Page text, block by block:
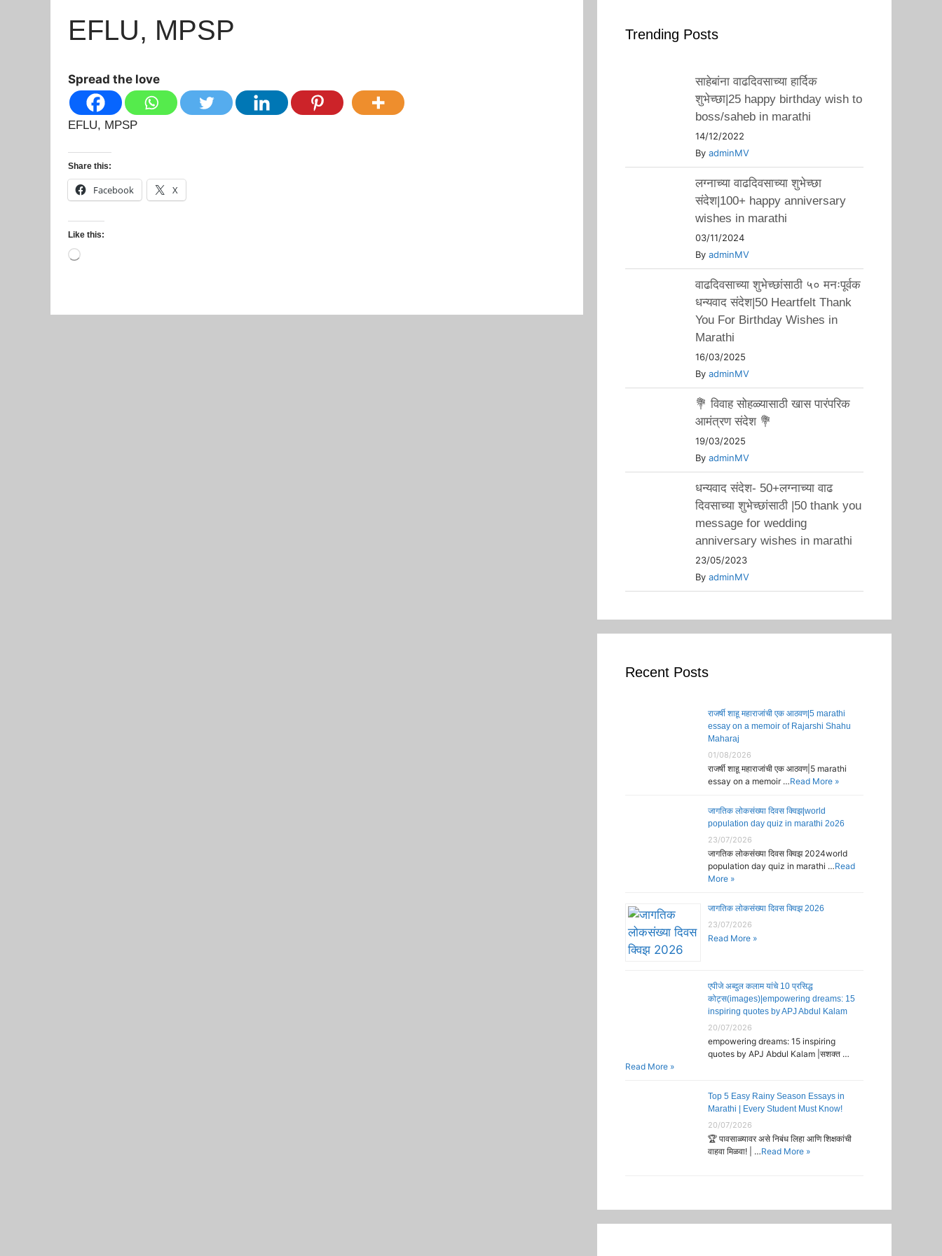
EFLU, MPSP
Spread the love
EFLU, MPSP
Share this:
Facebook X
Like this:
Loading…
Trending Posts
साहेबांना वाढदिवसाच्या हार्दिक
शुभेच्छा|25 happy birthday wish to
boss/saheb in marathi
14/12/2022
By adminMV
लग्नाच्या वाढदिवसाच्या शुभेच्छा
संदेश|100+ happy anniversary
wishes in marathi
03/11/2024
By adminMV
वाढदिवसाच्या शुभेच्छांसाठी ५० मनःपूर्वक
धन्यवाद संदेश|50 Heartfelt Thank
You For Birthday Wishes in
Marathi
16/03/2025
By adminMV
💐 विवाह सोहळ्यासाठी खास पारंपरिक
आमंत्रण संदेश 💐
19/03/2025
By adminMV
धन्यवाद संदेश- 50+लग्नाच्या वाढ
दिवसाच्या शुभेच्छांसाठी |50 thank you
message for wedding
anniversary wishes in marathi
23/05/2023
By adminMV
Recent Posts
राजर्षी शाहू महाराजांची एक आठवण|5 marathi
essay on a memoir of Rajarshi Shahu
Maharaj
01/08/2026
राजर्षी शाहू महाराजांची एक आठवण|5 marathi
essay on a memoir …Read More »
जागतिक लोकसंख्या दिवस क्विझ|world
population day quiz in marathi 2o26
23/07/2026
जागतिक लोकसंख्या दिवस क्विझ 2024world
population day quiz in marathi …Read
More »
जागतिक लोकसंख्या दिवस क्विझ 2026
23/07/2026
Read More »
एपीजे अब्दुल कलाम यांचे 10 प्रसिद्ध
कोट्स(images)|empowering dreams: 15
inspiring quotes by APJ Abdul Kalam
20/07/2026
empowering dreams: 15 inspiring
quotes by APJ Abdul Kalam |सशक्त …
Read More »
Top 5 Easy Rainy Season Essays in
Marathi | Every Student Must Know!
20/07/2026
🏆 पावसाळ्यावर असे निबंध लिहा आणि शिक्षकांची
वाहवा मिळवा! | …Read More »